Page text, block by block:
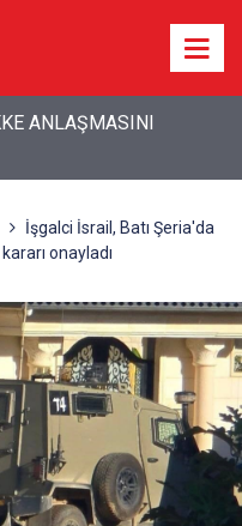
ANLAŞMASINI
açıklamalar!
İşgalci İsrail, Batı Şeria'da
onayladı